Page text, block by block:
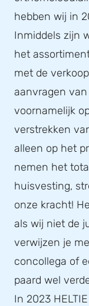
hebben wij in
Inmiddels zijn
het
met de
aanvragen
voornamelijk
verstrekken
alleen op het
nemen het
huisvesting,
onze kracht!
als wij niet de
verwijzen je
concollega of
paard wel
In 2023